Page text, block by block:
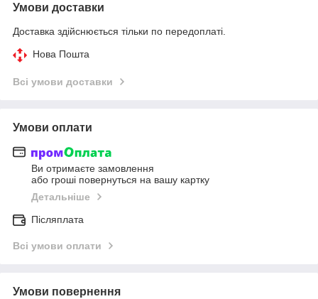
Умови доставки
Доставка здійснюється тільки по передоплаті.
Нова Пошта
Всі умови доставки
Умови оплати
Ви отримаєте замовлення
або гроші повернуться на вашу картку
Детальніше
Післяплата
Всі умови оплати
Умови повернення